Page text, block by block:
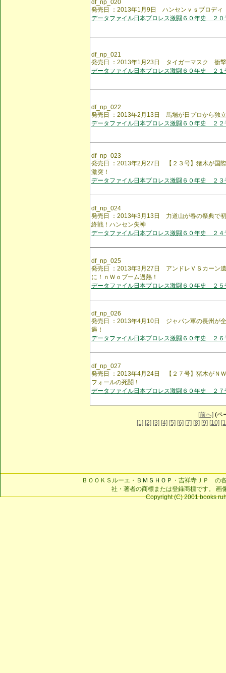
df_np_020
発売日 ：2013年1月9日 ハンセンｖｓブロデ
データファイル日本プロレス激闘６０年史 ２０
df_np_021
発売日 ：2013年1月23日 タイガーマスク 衝撃
データファイル日本プロレス激闘６０年史 ２１
df_np_022
発売日 ：2013年2月13日 馬場が日プロから独
データファイル日本プロレス激闘６０年史 ２２
df_np_023
発売日 ：2013年2月27日 【２３号】猪木が国
激突！
データファイル日本プロレス激闘６０年史 ２３
df_np_024
発売日 ：2013年3月13日 力道山が春の祭典で
終戦！ハンセン失神
データファイル日本プロレス激闘６０年史 ２４
df_np_025
発売日 ：2013年3月27日 アンドレＶＳカーン
に！ｎＷｏブーム過熱！
データファイル日本プロレス激闘６０年史 ２５
df_np_026
発売日 ：2013年4月10日 ジャパン軍の長州が
遇！
データファイル日本プロレス激闘６０年史 ２６
df_np_027
発売日 ：2013年4月24日 【２７号】猪木がＮ
フォールの死闘！
データファイル日本プロレス激闘６０年史 ２７
[前へ] (ペ
[1] [2] [3] [4] [5] [6] [7] [8] [9] [10]
ＢＯＯＫＳルーエ・ ＢＭＳＨＯＰ ・吉祥寺ＪＰ の
社・著者の商標または登録商標です。 画
Copyright (C) 2001 books